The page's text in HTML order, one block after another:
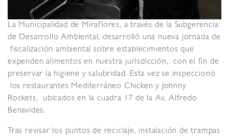
La Municipalidad de Miraflores, a través de la Subgerencia
de Desarrollo Ambiental, desarrolló una nueva jornada de
fiscalización ambiental sobre establecimientos que
expenden alimentos en nuestra jurisdicción, con el fin de
preservar la higiene y salubridad. Esta vez se inspeccionó
los restaurantes Mediterráneo Chicken y Johnny
Rockets, ubicados en la cuadra 17 de la Av. Alfredo
Benavides.
Tras revisar los puntos de reciclaje, instalación de trampas